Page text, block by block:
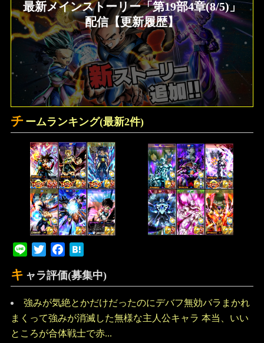
最新メインストーリー「第19部4章(8/5)」
配信【更新履歴】
チ ームランキング(最新2件)
Line Twitter Facebook
キ ャラ評価(募集中)
強みが気絶とかだけだったのにデバフ無効バラまかれ
まくって強みが消滅した無様な主人公キャラ 本当、いい
ところが合体戦士で赤...